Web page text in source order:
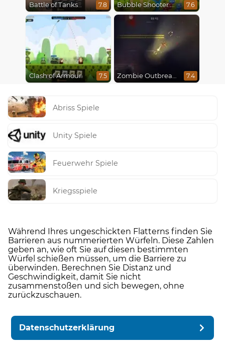
Battle of Tanks 7.8 Bubble Shooter Online 7.6
Clash of Armour 7.5 Zombie Outbreak Arena 7.4
Abriss Spiele
Unity Spiele
Feuerwehr Spiele
Kriegsspiele
Während Ihres ungeschickten Flatterns finden Sie
Barrieren aus nummerierten Würfeln. Diese Zahlen
geben an, wie oft Sie auf diesen bestimmten
Würfel schießen müssen, um die Barriere zu
überwinden. Berechnen Sie Distanz und
Geschwindigkeit, damit Sie nicht
zusammenstoßen und sich bewegen, ohne
zurückzuschauen.
Datenschutzerklärung